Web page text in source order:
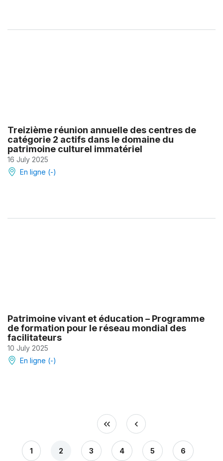
Treizième réunion annuelle des centres de
catégorie 2 actifs dans le domaine du
patrimoine culturel immatériel
16 July 2025
En ligne (-)
Patrimoine vivant et éducation – Programme
de formation pour le réseau mondial des
facilitateurs
10 July 2025
En ligne (-)
1 2 3 4 5 6